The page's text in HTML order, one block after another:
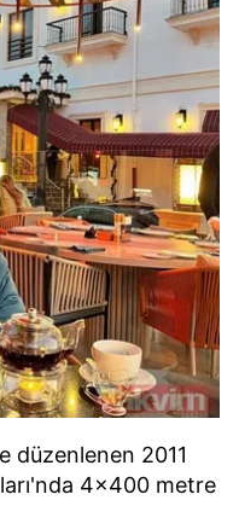
düzenlenen 2011
4x400 metre